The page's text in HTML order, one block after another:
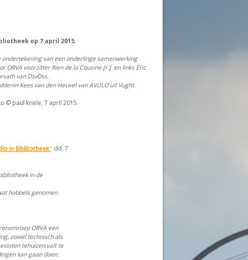
op 7 april 2015.
ondertekening van een onderlinge samenwerking
ORVA voorzitter Rien de la Cousine [r.] en links Eric
van DtvOss.
Kees van den Heuvel van AVULO uit Vught.
© paul kriele, 7 april 2015.
in Biblitotheek'dd. 7
in de
hobbels genomen
ORVA een
zowel technisch als
tehuizen valt te
kan gaan doen.